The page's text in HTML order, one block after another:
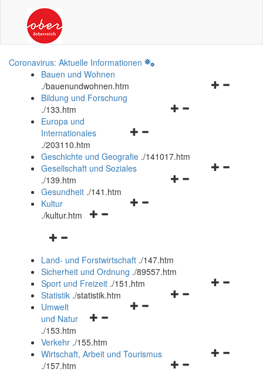
Coronavirus: Aktuelle Informationen
Bauen und Wohnen
./bauenundwohnen.htm
Navigationsmenü
Bildung und Forschung
./133.htm
Navigationsmenü
und
schließen
Europa und
Internationales
./203110.htm
Geschichte und Geografie ./141017.htm
Navigationsmenü
Gesellschaft und Soziales
./139.htm
Navigationsmenü
Gesundheit ./141.htm
Navigationsmenü
Kultur
./kultur.htm
Navigationsmenü
und
schließen
Land- und Forstwirtschaft ./147.htm
Sicherheit und Ordnung ./89557.htm
Navigationsmenü
Sport und Freizeit ./151.htm
Navigationsmenü
Statistik ./statistik.htm
Navigationsmenü
und
schließen
Umwelt
und Natur
./153.htm
Verkehr ./155.htm
Navigationsmenü
Wirtschaft, Arbeit und Tourismus
./157.htm